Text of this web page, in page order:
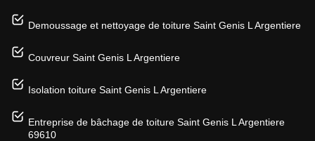
Demoussage et nettoyage de toiture Saint Genis L Argentiere
Couvreur Saint Genis L Argentiere
Isolation toiture Saint Genis L Argentiere
Entreprise de bâchage de toiture Saint Genis L Argentiere
69610